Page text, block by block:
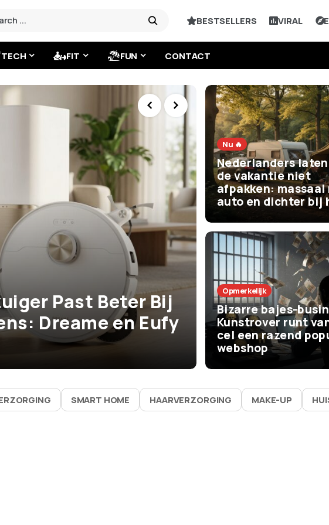
BESTSELLERS VIRAL
TECH FIT FUN CONTACT
Past Beter Bij
Dreame en Eufy
Het Leven
De beste
vaak bijna
waarom ze
Nu 🔥
Nederlanders
de vakantie niet
afpakken: massaal
auto en dichter bij
Opmerkelijk
Bizarre bajes-
Kunstrover runt
cel een razend
webshop
SMART HOME HAARVERZORGING MAKE-UP